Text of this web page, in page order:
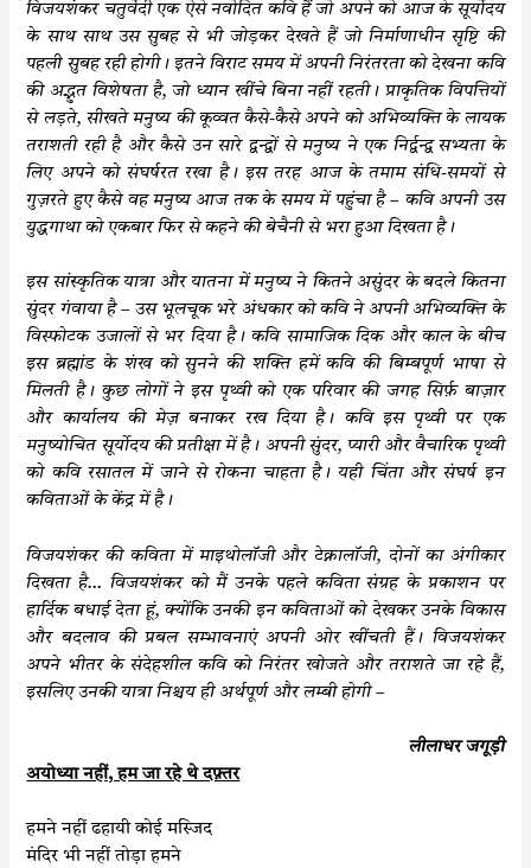
विजयशंकर चतुर्वेदी एक ऐसे नवोदित कवि हैं जो अपने को आज के सूर्योदय
के साथ साथ उस सुबह से भी जोड़कर देखते हैं जो निर्माणाधीन सृष्टि की
पहली सुबह रही होगी। इतने विराट समय में अपनी निरंतरता को देखना कवि
की अद्भुत विशेषता है, जो ध्यान खींचे बिना नहीं रहती। प्राकृतिक विपत्तियों
से लड़ते, सीखते मनुष्य की कूव्वत कैसे-कैसे अपने को अभिव्यक्ति के लायक
तराशती रही है और कैसे उन सारे द्वन्द्वों से मनुष्य ने एक निर्द्वन्द्व सभ्यता के
लिए अपने को संघर्षरत रखा है। इस तरह आज के तमाम संधि-समयों से
गुज़रते हुए कैसे वह मनुष्य आज तक के समय में पहुंचा है – कवि अपनी उस
युद्धगाथा को एकबार फिर से कहने की बेचैनी से भरा हुआ दिखता है।
इस सांस्कृतिक यात्रा और यातना में मनुष्य ने कितने असुंदर के बदले कितना
सुंदर गंवाया है – उस भूलचूक भरे अंधकार को कवि ने अपनी अभिव्यक्ति के
विस्फोटक उजालों से भर दिया है। कवि सामाजिक दिक और काल के बीच
इस ब्रह्मांड के शंख को सुनने की शक्ति हमें कवि की बिम्बपूर्ण भाषा से
मिलती है। कुछ लोगों ने इस पृथ्वी को एक परिवार की जगह सिर्फ़ बाज़ार
और कार्यालय की मेज़ बनाकर रख दिया है। कवि इस पृथ्वी पर एक
मनुष्योचित सूर्योदय की प्रतीक्षा में है। अपनी सुंदर, प्यारी और वैचारिक पृथ्वी
को कवि रसातल में जाने से रोकना चाहता है। यही चिंता और संघर्ष इन
कविताओं के केंद्र में है।
विजयशंकर की कविता में माइथोलॉजी और टेक्नालॉजी, दोनों का अंगीकार
दिखता है… विजयशंकर को मैं उनके पहले कविता संग्रह के प्रकाशन पर
हार्दिक बधाई देता हूं, क्योंकि उनकी इन कविताओं को देखकर उनके विकास
और बदलाव की प्रबल सम्भावनाएं अपनी ओर खींचती हैं। विजयशंकर
अपने भीतर के संदेहशील कवि को निरंतर खोजते और तराशते जा रहे हैं,
इसलिए उनकी यात्रा निश्चय ही अर्थपूर्ण और लम्बी होगी –
लीलाधर जगूड़ी
अयोध्या नहीं, हम जा रहे थे दफ़्तर
हमने नहीं ढहायी कोई मस्जिद
मंदिर भी नहीं तोड़ा हमने